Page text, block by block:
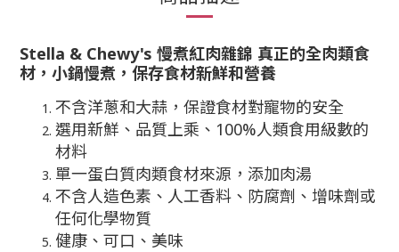
Stella & Chewy's 慢煮紅肉雜錦 真正的全肉類食
材，小鍋慢煮，保存食材新鮮和營養
不含洋蔥和大蒜，保證食材對寵物的安全
選用新鮮、品質上乘、100%人類食用級數的
材料
單一蛋白質肉類食材來源，添加肉湯
不含人造色素、人工香料、防腐劑、增味劑或
任何化學物質
健康、可口、美味